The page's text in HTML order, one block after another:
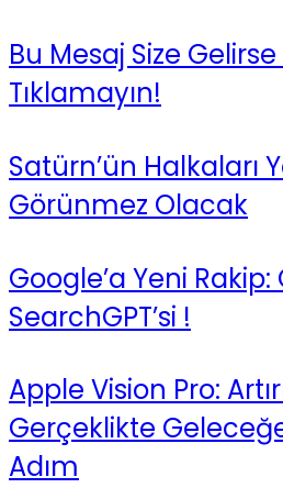
Bu Mesaj Size Gelirse
Tıklamayın!
Satürn’ün Halkaları
Görünmez Olacak
Google’a Yeni Rakip:
SearchGPT’si !
Apple Vision Pro:
Gerçeklikte
Adım